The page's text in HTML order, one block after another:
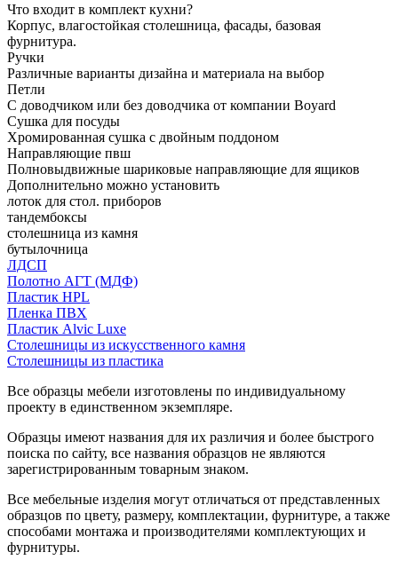
Что входит в комплект кухни?
Корпус, влагостойкая столешница, фасады, базовая
фурнитура.
Ручки
Различные варианты дизайна и материала на выбор
Петли
С доводчиком или без доводчика от компании Boyard
Сушка для посуды
Хромированная сушка с двойным поддоном
Направляющие пвш
Полновыдвижные шариковые направляющие для ящиков
Дополнительно можно установить
лоток для стол. приборов
тандембоксы
столешница из камня
бутылочница
ЛДСП
Полотно АГТ (МДФ)
Пластик HPL
Пленка ПВХ
Пластик Alvic Luxe
Столешницы из искусственного камня
Столешницы из пластика
Все образцы мебели изготовлены по индивидуальному
проекту в единственном экземпляре.
Образцы имеют названия для их различия и более быстрого
поиска по сайту, все названия образцов не являются
зарегистрированным товарным знаком.
Все мебельные изделия могут отличаться от представленных
образцов по цвету, размеру, комплектации, фурнитуре, а также
способами монтажа и производителями комплектующих и
фурнитуры.